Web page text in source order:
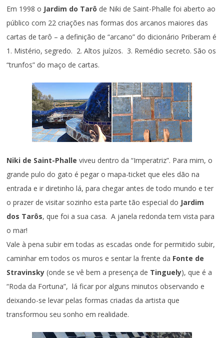
Em 1998 o Jardim do Tarô de Niki de Saint-Phalle foi aberto ao
público com 22 criações nas formas dos arcanos maiores das
cartas de tarô – a definição de “arcano” do dicionário Priberam é
1. Mistério, segredo. 2. Altos juízos. 3. Remédio secreto. São os
“trunfos” do maço de cartas.
Niki de Saint-Phalleviveu dentro da “Imperatriz”. Para mim, o
grande pulo do gato é pegar o mapa-ticket que eles dão na
entrada e ir diretinho lá, para chegar antes de todo mundo e ter
o prazer de visitar sozinho esta parte tão especial do Jardim
dos Tarôs, que foi a sua casa. A janela redonda tem vista para
o mar!
Vale à pena subir em todas as escadas onde for permitido subir,
caminhar em todos os muros e sentar la frente da Fonte de
Stravinsky (onde se vê bem a presença de Tinguely), que é a
“Roda da Fortuna”, lá ficar por alguns minutos observando e
deixando-se levar pelas formas criadas da artista que
transformou seu sonho em realidade.